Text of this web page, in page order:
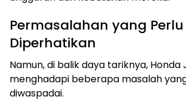
Permasalahan yang Perlu
Diperhatikan
Namun, di balik daya tariknya, Honda
menghadapi beberapa masalah
diwaspadai.